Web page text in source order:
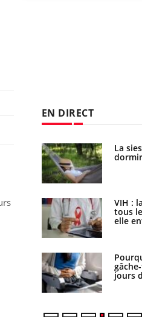
EN DIRECT
?
1
les os ?
La
VIH :
tous
elle
jours